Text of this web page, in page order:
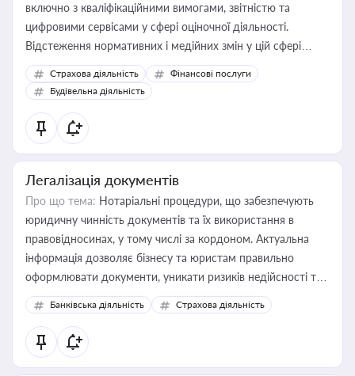
включно з кваліфікаційними вимогами, звітністю та
цифровими сервісами у сфері оціночної діяльності.
Відстеження нормативних і медійних змін у цій сфері
корисне для власника бізнесу, керівника, юриста або
бухгалтера під час оподаткування, приватизації, оренди
державного майна, корпоративних угод і перевірки
статусу суб'єктів оціночної діяльності
Страхова діяльність
Фінансові послуги
Будівельна діяльність
Легалізація документів
Про що тема: Нотаріальні процедури, що забезпечують
юридичну чинність документів та їх використання в
правовідносинах, у тому числі за кордоном. Актуальна
інформація дозволяє бізнесу та юристам правильно
оформлювати документи, уникати ризиків недійсності та
забезпечувати їх належне прийняття органами влади та
контрагентами
Банківська діяльність Страхова діяльність